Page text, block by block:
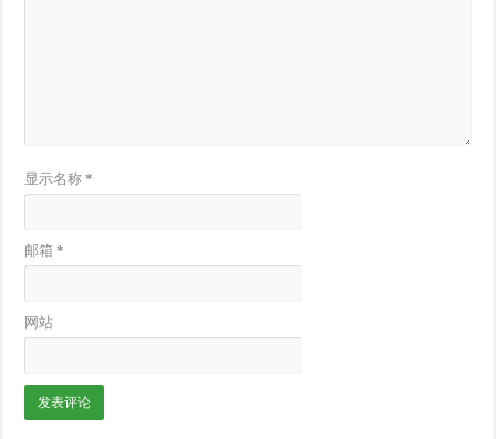
显示名称*
邮箱*
网站